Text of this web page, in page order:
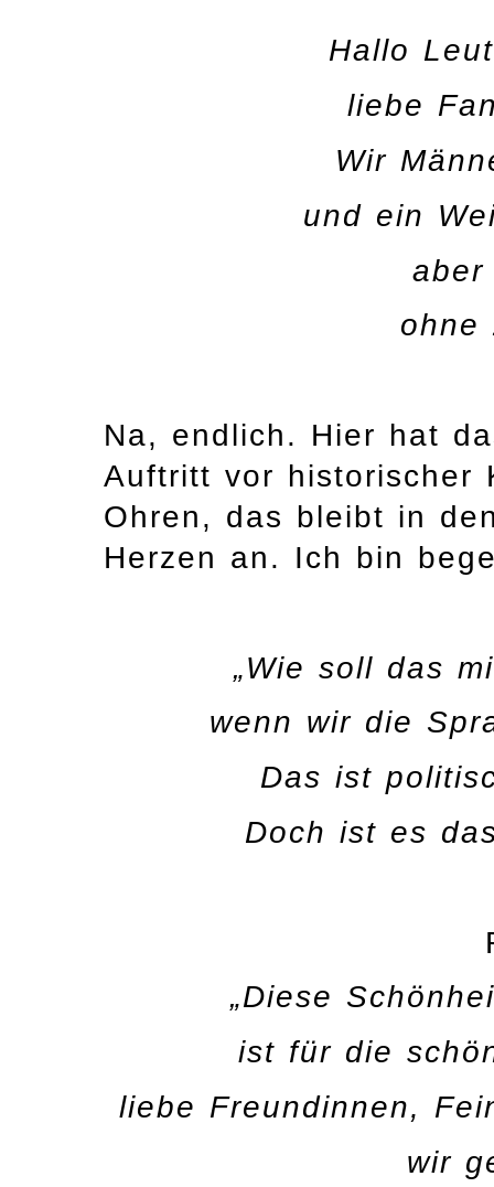
Hallo
liebe
Wir
und ein
aber
ohne
Na, endlich. Hier hat
Auftritt vor historischer
Ohren, das bleibt in
Herzen an. Ich bin
„Wie soll das
wenn wir die
Das ist
Doch ist es
„Diese
ist für die
liebe Freundinnen,
wir